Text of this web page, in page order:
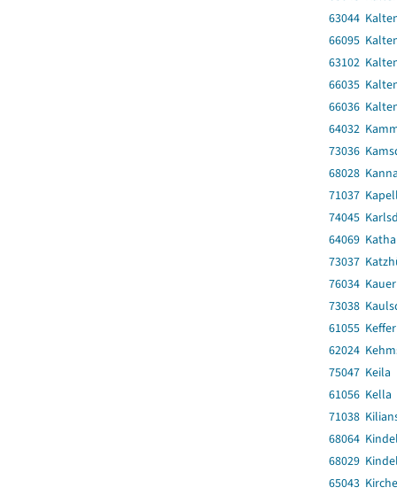
63044
66095
63102
66035
66036
64032
73036
68028
71037
74045
64069
73037
76034
73038
61055
62024
75047 Keila
61056 Kella
71038
68064
68029
65043